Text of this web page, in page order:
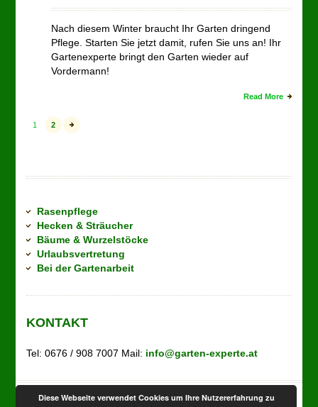
Nach diesem Winter braucht Ihr Garten dringend
Pflege. Starten Sie jetzt damit, rufen Sie uns an! Ihr
Gartenexperte bringt den Garten wieder auf
Vordermann!
Read More
1 2
Rasenpflege
Hecken & Sträucher
Bäume & Wurzelstöcke
Urlaubsvertretung
Bei der Gartenarbeit
KONTAKT
Tel: 0676 / 908 7007 Mail: info@garten-experte.at
Diese Webseite verwendet Cookies um Ihre Nutzererfahrung zu